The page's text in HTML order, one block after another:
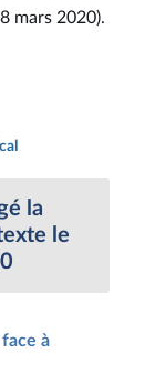
mars 2020).
la
le
à